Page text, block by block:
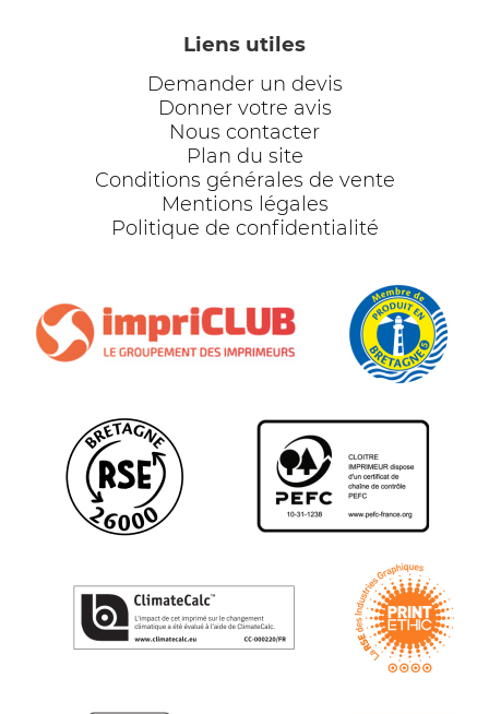
Liens utiles
Demander un devis
Donner votre avis
Nous contacter
Plan du site
Conditions générales de vente
Mentions légales
Politique de confidentialité